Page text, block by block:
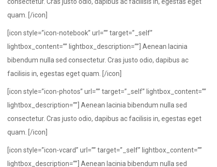
quam. [/icon]
[icon style=”icon-notebook” url=”” target=”_self”
lightbox_content=”” lightbox_description=””] Aenean lacinia
bibendum nulla sed consectetur. Cras justo odio, dapibus ac
facilisis in, egestas eget quam. [/icon]
[icon style=”icon-photos” url=”” target=”_self” lightbox_content=””
lightbox_description=””] Aenean lacinia bibendum nulla sed
consectetur. Cras justo odio, dapibus ac facilisis in, egestas eget
quam. [/icon]
[icon style=”icon-vcard” url=”” target=”_self” lightbox_content=””
lightbox_description=””] Aenean lacinia bibendum nulla sed